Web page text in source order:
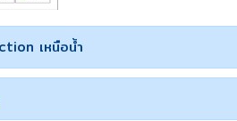
เหนือน้ำ